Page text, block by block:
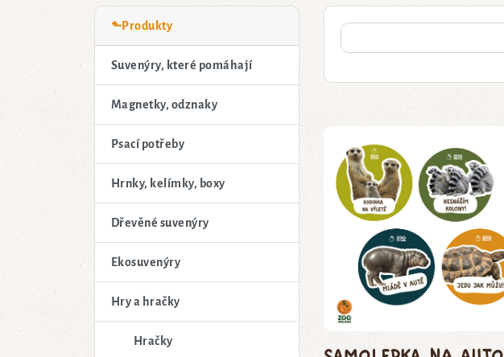
⬑Produkty
Suvenýry, které pomáhají
Magnetky, odznaky
Psací potřeby
Hrnky, kelímky, boxy
Dřevěné suvenýry
Ekosuvenýry
Hry a hračky
Hračky